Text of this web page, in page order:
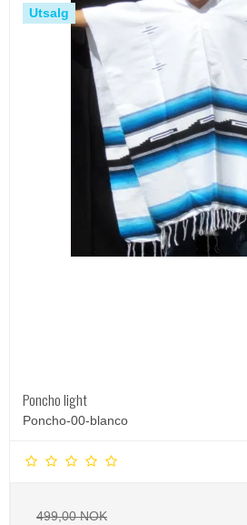
Utsalg
Poncho light
Poncho-00-blanco
499,00 NOK